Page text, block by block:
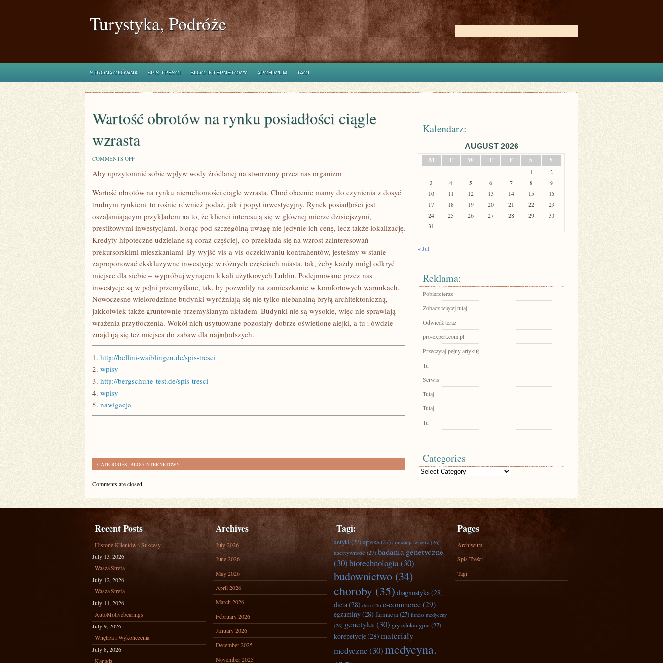
Turystyka, Podróże
STRONA GŁÓWNA SPIS TREŚCI BLOG INTERNETOWY ARCHIWUM TAGI
Wartość obrotów na rynku posiadłości ciągle
wzrasta
COMMENTS OFFON
OBROTÓW
POSIADŁOŚCI
CIĄGLE
WZRASTA
Aby uprzytomnić sobie wpływ wody źródlanej na stworzony przez nas organizm
Wartość obrotów na rynku nieruchomości ciągle wzrasta. Choć obecnie mamy do czynienia z dosyć
trudnym rynkiem, to rośnie również podaż, jak i popyt inwestycyjny. Rynek posiadłości jest
oszałamiającym przykładem na to, że klienci interesują się w głównej mierze dzisiejszymi,
prestiżowymi inwestycjami, biorąc pod szczególną uwagę nie jedynie ich cenę, lecz także lokalizację.
Kredyty hipoteczne udzielane są coraz częściej, co przekłada się na wzrost zainteresowań
prekursorskimi mieszkaniami. By wyjść vis-a-vis oczekiwaniu kontrahentów, jesteśmy w stanie
zaproponować ekskluzywne inwestycje w różnych częściach miasta, tak, żeby każdy mógł odkryć
miejsce dla siebie – wypróbuj wynajem lokali użytkowych Lublin. Podejmowane przez nas
inwestycje są w pełni przemyślane, tak, by pozwoliły na zamieszkanie w komfortowych warunkach.
Nowoczesne wielorodzinne budynki wyróżniają się nie tylko niebanalną bryłą architektoniczną,
jakkolwiek także gruntownie przemyślanym układem. Budynki nie są wysokie, więc nie sprawiają
wrażenia przytłoczenia. Wokół nich usytuowane pozostały dobrze oświetlone alejki, a tu i ówdzie
znajdują się też miejsca do zabaw dla najmłodszych.
1. http://bellini-waiblingen.de/spis-tresci
2. wpisy
3. http://bergschuhe-test.de/spis-tresci
4. wpisy
5. nawigacja
CATEGORIES: BLOG INTERNETOWY
Comments are closed.
Kalendarz:
AUGUST 2026
M
T W T F S S
1
2
3
4 5 6 7 8
9
10
11 12 13 14 15
16
17
18 19 20 21 22
23
24
25 26 27 28 29
30
31
« Jul
Reklama:
Pobierz teraz
Zobacz więcej tutaj
Odwiedź teraz
pro-expert.com.pl
Przeczytaj pełny artykuł
Tu
Serwis
Tutaj
Tutaj
Tu
Categories
Categories
Recent Posts
Historie Klientów i Sukcesy
July 13, 2026
Wasza Strefa
July 12, 2026
Wasza Strefa
July 11, 2026
AutoMotivebearings
July 9, 2026
Wnętrza i Wykończenia
July 8, 2026
Kanada
Archives
July 2026
June 2026
May 2026
April 2026
March 2026
February 2026
January 2026
December 2025
November 2025
Tagi:
antyki(27)apteka(27) aranżacja wnętrz (26)
asertywność (27)badania genetyczne
(30)biotechnologia(30)
budownictwo (34)
choroby (35) diagnostyka(28)
dieta(28) dom (26) e-commerce(29)
egzaminy(28) farmacja(27) fitness medyczny
(26) genetyka(30) gry edukacyjne (27)
korepetycje(28) materiały
medyczne (30)medycyna.
Pages
Archiwum
Spis Treści
Tagi